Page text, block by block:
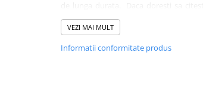
Vitaminei C, te invitam sa citesti
VEZI MAI MULT
Informatii conformitate produs